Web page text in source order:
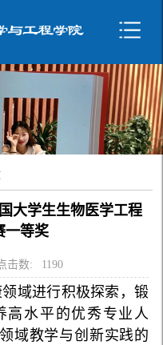
大学生生物医学工程
一等奖
击数: 1190
域进行积极探索，锻
高水平的优秀专业人
域教学与创新实践的